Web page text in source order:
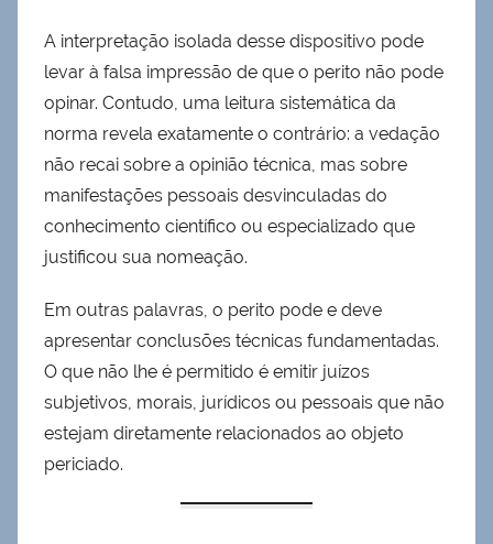
A interpretação isolada desse dispositivo pode
levar à falsa impressão de que o perito não pode
opinar. Contudo, uma leitura sistemática da
norma revela exatamente o contrário: a vedação
não recai sobre a opinião técnica, mas sobre
manifestações pessoais desvinculadas do
conhecimento científico ou especializado que
justificou sua nomeação.
Em outras palavras, o perito pode e deve
apresentar conclusões técnicas fundamentadas.
O que não lhe é permitido é emitir juízos
subjetivos, morais, jurídicos ou pessoais que não
estejam diretamente relacionados ao objeto
periciado.